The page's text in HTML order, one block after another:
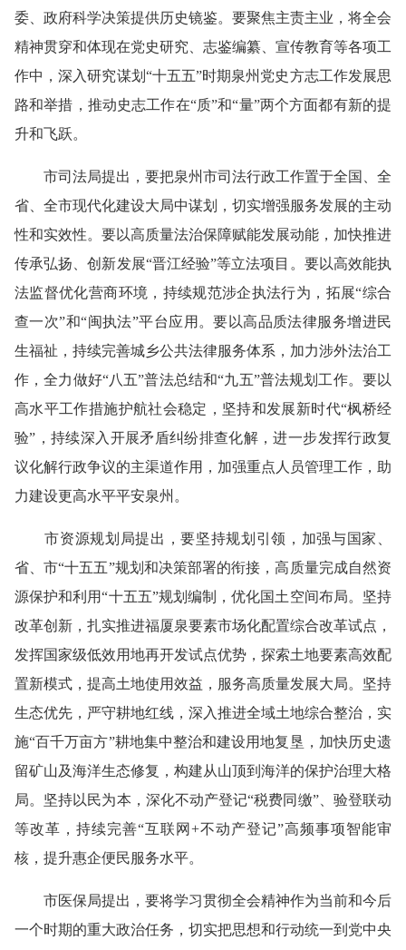
委、政府科学决策提供历史镜鉴。要聚焦主责主业，将全会
精神贯穿和体现在党史研究、志鉴编纂、宣传教育等各项工
作中，深入研究谋划“十五五”时期泉州党史方志工作发展思
路和举措，推动史志工作在“质”和“量”两个方面都有新的提
升和飞跃。
市司法局提出，要把泉州市司法行政工作置于全国、全
省、全市现代化建设大局中谋划，切实增强服务发展的主动
性和实效性。要以高质量法治保障赋能发展动能，加快推进
传承弘扬、创新发展“晋江经验”等立法项目。要以高效能执
法监督优化营商环境，持续规范涉企执法行为，拓展“综合
查一次”和“闽执法”平台应用。要以高品质法律服务增进民
生福祉，持续完善城乡公共法律服务体系，加力涉外法治工
作，全力做好“八五”普法总结和“九五”普法规划工作。要以
高水平工作措施护航社会稳定，坚持和发展新时代“枫桥经
验”，持续深入开展矛盾纠纷排查化解，进一步发挥行政复
议化解行政争议的主渠道作用，加强重点人员管理工作，助
力建设更高水平平安泉州。
市资源规划局提出，要坚持规划引领，加强与国家、
省、市“十五五”规划和决策部署的衔接，高质量完成自然资
源保护和利用“十五五”规划编制，优化国土空间布局。坚持
改革创新，扎实推进福厦泉要素市场化配置综合改革试点，
发挥国家级低效用地再开发试点优势，探索土地要素高效配
置新模式，提高土地使用效益，服务高质量发展大局。坚持
生态优先，严守耕地红线，深入推进全域土地综合整治，实
施“百千万亩方”耕地集中整治和建设用地复垦，加快历史遗
留矿山及海洋生态修复，构建从山顶到海洋的保护治理大格
局。坚持以民为本，深化不动产登记“税费同缴”、验登联动
等改革，持续完善“互联网+不动产登记”高频事项智能审
核，提升惠企便民服务水平。
市医保局提出，要将学习贯彻全会精神作为当前和今后
一个时期的重大政治任务，切实把思想和行动统一到党中央